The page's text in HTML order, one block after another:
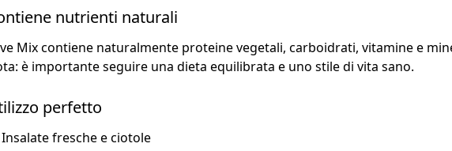
nutrienti naturali
Mix contiene naturalmente proteine ​​vegetali, carboidrati, vitamine e
è importante seguire una dieta equilibrata e uno stile di vita sano.
perfetto
Insalate fresche e ciotole